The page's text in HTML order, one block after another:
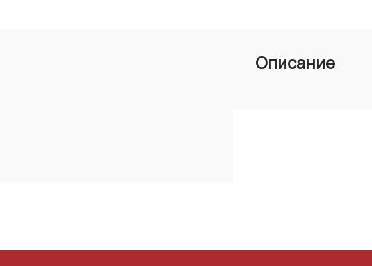
Описание